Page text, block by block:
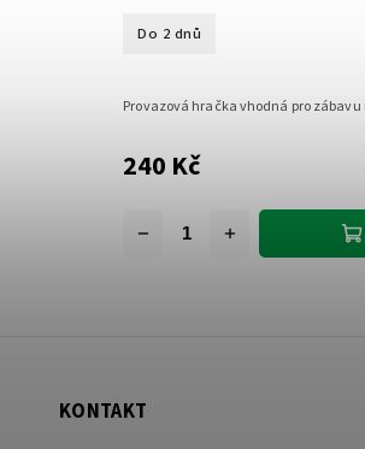
Do 2 dnů
240 Kč
Provazová hračka vhodná pro zábavu
KONTAKT